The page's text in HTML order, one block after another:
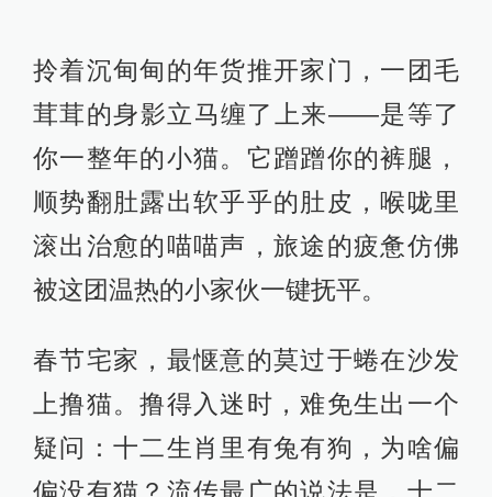
拎着沉甸甸的年货推开家门，一团毛
茸茸的身影立马缠了上来——是等了
你一整年的小猫。它蹭蹭你的裤腿，
顺势翻肚露出软乎乎的肚皮，喉咙里
滚出治愈的喵喵声，旅途的疲惫仿佛
被这团温热的小家伙一键抚平。
春节宅家，最惬意的莫过于蜷在沙发
上撸猫。撸得入迷时，难免生出一个
疑问：十二生肖里有兔有狗，为啥偏